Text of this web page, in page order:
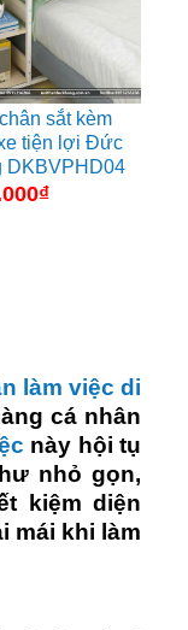
sắt kèm
tiện lợi Đức
DKBVPHD04
₫
làm việc di
cá nhân
này hội tụ
nhỏ gọn,
kiệm diện
mái khi làm